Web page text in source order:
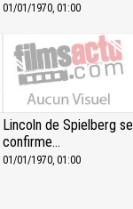
01/01/1970, 01:00
Lincoln de Spielberg se
confirme...
01/01/1970, 01:00